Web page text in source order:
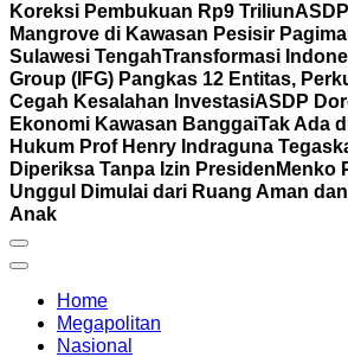
Koreksi Pembukuan Rp9 Triliun
Mangrove di Kawasan Pesisir
Sulawesi TengahTransformasi
Group (IFG) Pangkas 12 Entitas,
Cegah Kesalahan InvestasiASDP
Ekonomi Kawasan BanggaiTak Ada
Hukum Prof Henry Indraguna
Diperiksa Tanpa Izin Presiden Menko
Unggul Dimulai dari Ruang Aman
Anak
Home
Megapolitan
Nasional